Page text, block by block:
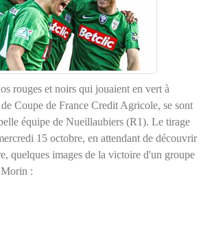
rouges et noirs qui jouaient en vert à
Coupe de France Credit Agricole, se sont
équipe de Nueillaubiers (R1). Le tirage
15 octobre, en attendant de découvrir
quelques images de la victoire d'un groupe
: